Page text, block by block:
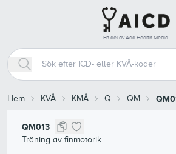
En del av Add Health Media
Hem KVÅ KMÅ Q QM
QM013
Träning av finmotorik